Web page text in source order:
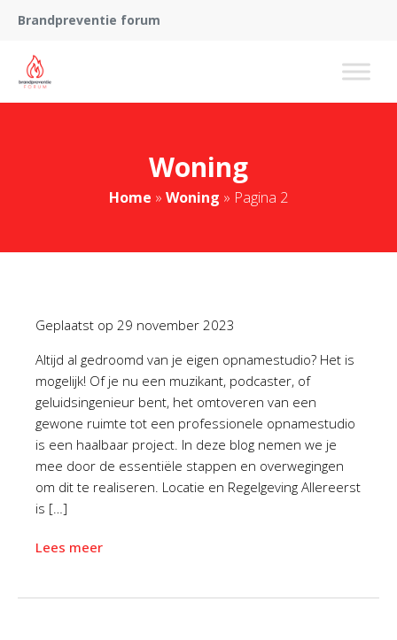
Brandpreventie forum
Woning
Home » Woning » Pagina 2
Geplaatst op 29 november 2023
Altijd al gedroomd van je eigen opnamestudio? Het is
mogelijk! Of je nu een muzikant, podcaster, of
geluidsingenieur bent, het omtoveren van een
gewone ruimte tot een professionele opnamestudio
is een haalbaar project. In deze blog nemen we je
mee door de essentiële stappen en overwegingen
om dit te realiseren. Locatie en Regelgeving Allereerst
is […]
Lees meer